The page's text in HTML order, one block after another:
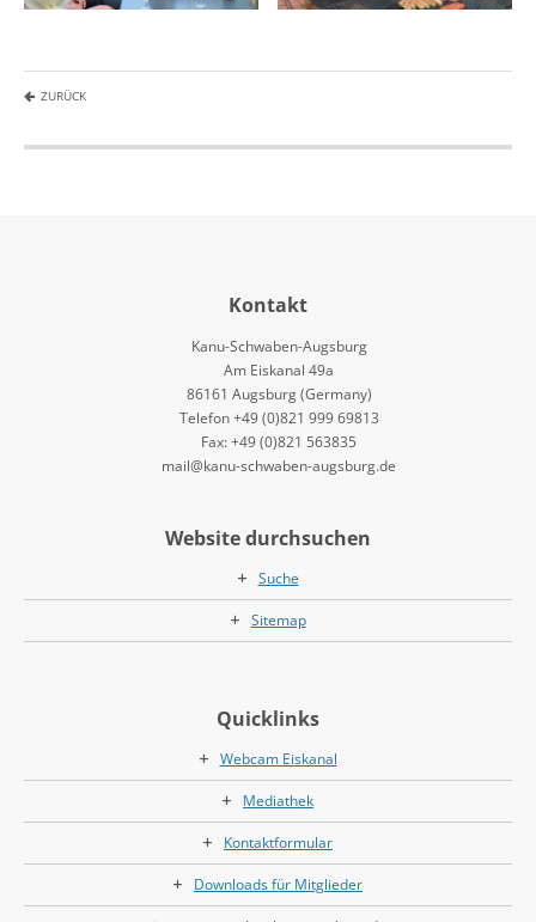
ZURÜCK
Kontakt
Kanu-Schwaben-Augsburg
Am Eiskanal 49a
86161 Augsburg (Germany)
Telefon +49 (0)821 999 69813
Fax: +49 (0)821 563835
mail@kanu-schwaben-augsburg.de
Website durchsuchen
Suche
Sitemap
Quicklinks
Webcam Eiskanal
Mediathek
Kontaktformular
Downloads für Mitglieder